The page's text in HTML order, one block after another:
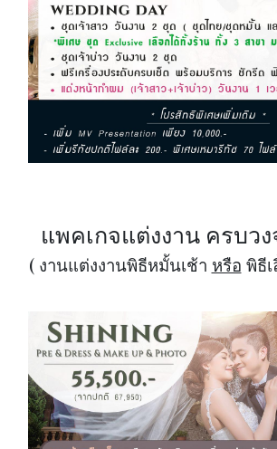
แพคเกจแต่งงาน ครบวง
( งานแต่งงานพิธีหมั้นเช้า หรือ พิธี